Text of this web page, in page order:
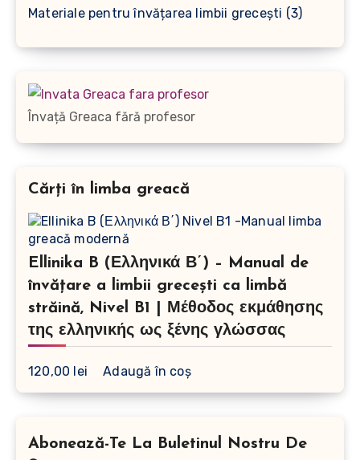
Materiale pentru învățarea limbii grecești
33
Învață Greaca fără profesor
Cărți în limba greacă
Ellinika B (Ελληνικά Β΄) – Manual de
învățare a limbii grecești ca limbă
străină, Nivel B1 | Μέθοδος εκμάθησης
της ελληνικής ως ξένης γλώσσας
120,00 lei Adaugă în coș
Abonează-Te La Buletinul Nostru De